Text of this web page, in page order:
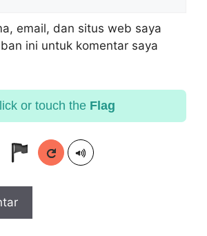
email, dan situs web saya
ini untuk komentar saya
or touch the Flag